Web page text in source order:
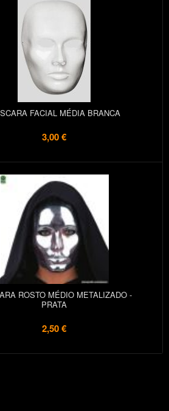
FACIAL MÉDIA BRANCA
3,00 €
ROSTO MÉDIO METALIZADO -
PRATA
2,50 €